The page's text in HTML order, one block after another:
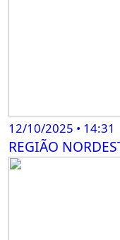
12/10/2025 • 14:31
REGIÃO